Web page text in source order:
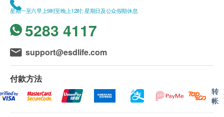
服用方法
保健: 成人每天口服2次, 每次1-2 粒.
长期服用，成效更显著
主要成份
LIV7护肝配方(水飞蓟素、维生素B、丰富肝磷脂(磷脂
务。 账单总额未满HK$300需附加HK$30运费。
不排除运送时间会因节日而有所影响。 当八号烈
将会延迟。
所有订单须视乎相关货品的供应情况再作最后确
认。 倘若健康网购health. ESDlife未能提供任何订
单上的货品，健康网购health. ESDlife有权拒绝接
星期一至六早上9时至晚上12时; 星期日及公众假期休息
5283 4117
support@esdlife.com
付款方法
转
帐